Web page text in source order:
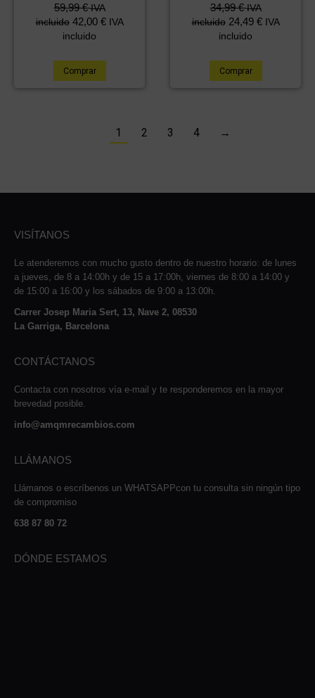
59,99€ IVA
incluido 42,00 € IVA
incluido
Comprar
34,99€ IVA
incluido 24,49 € IVA
incluido
Comprar
1 2 3 4 →
VISÍTANOS
Le atenderemos con mucho gusto dentro de nuestro horario: de lunes
a jueves, de 8 a 14:00h y de 15 a 17:00h, viernes de 8:00 a 14:00 y
de 15:00 a 16:00 y los sábados de 9:00 a 13:00h.
Carrer Josep Maria Sert, 13, Nave 2, 08530
La Garriga, Barcelona
CONTÁCTANOS
Contacta con nosotros vía e-mail y te responderemos en la mayor
brevedad posible.
info@amqmrecambios.com
LLÁMANOS
Llámanos o escríbenos un WHATSAPPcon tu consulta sin ningún tipo
de compromiso
638 87 80 72
DÓNDE ESTAMOS